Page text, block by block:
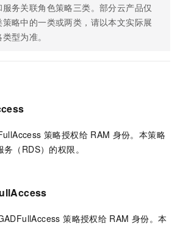
务关联角色策略三类。部分云产品仅
略中的一类或两类，请以本文实际展
型为准。
策略授权给 RAM 身份。本策略
（RDS）的权限。
策略授权给 RAM 身份。本